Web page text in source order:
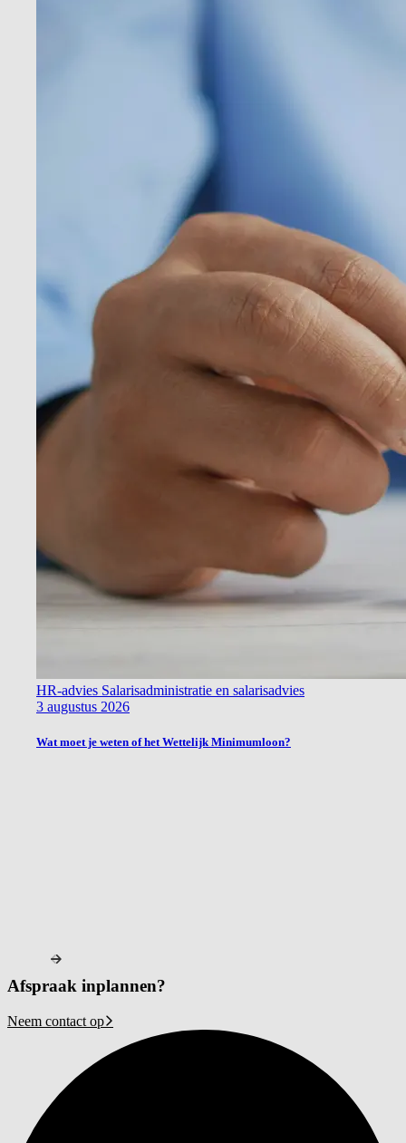
HR-advies Salarisadministratie en salarisadvies
3 augustus 2026
Wat moet je weten of het Wettelijk Minimumloon?
Afspraak inplannen?
Neem contact op